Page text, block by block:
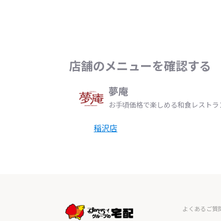
店舗のメニューを確認する
夢庵
お手頃価格で楽しめる和食レストラ
稲沢店
よくあるご質